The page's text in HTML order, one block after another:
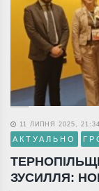
11 ЛИПНЯ 2025, 21:34
АКТУАЛЬНО
ЗУСИЛЛЯ: